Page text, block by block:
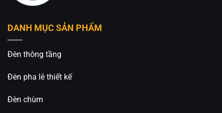
DANH MỤC SẢN PHẨM
Đèn thông tầng
Đèn pha lê thiết kế
Đèn chùm